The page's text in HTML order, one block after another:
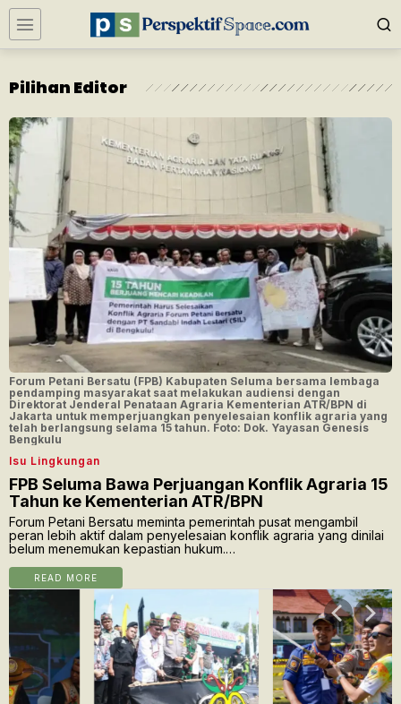
Pilihan Editor
Forum Petani Bersatu (FPB) Kabupaten Seluma bersama lembaga
pendamping masyarakat saat melakukan audiensi dengan
Direktorat Jenderal Penataan Agraria Kementerian ATR/BPN di
Jakarta untuk memperjuangkan penyelesaian konflik agraria yang
telah berlangsung selama 15 tahun. Foto: Dok. Yayasan Genesis
Bengkulu
Isu Lingkungan
FPB Seluma Bawa Perjuangan Konflik Agraria 15
Tahun ke Kementerian ATR/BPN
Forum Petani Bersatu meminta pemerintah pusat mengambil
peran lebih aktif dalam penyelesaian konflik agraria yang dinilai
belum menemukan kepastian hukum.…
READ MORE